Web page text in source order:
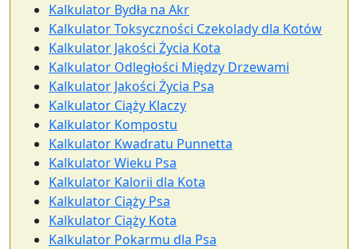
Kalkulator Bydła na Akr
Kalkulator Toksyczności Czekolady dla Kotów
Kalkulator Jakości Życia Kota
Kalkulator Odległości Między Drzewami
Kalkulator Jakości Życia Psa
Kalkulator Ciąży Klaczy
Kalkulator Kompostu
Kalkulator Kwadratu Punnetta
Kalkulator Wieku Psa
Kalkulator Kalorii dla Kota
Kalkulator Ciąży Psa
Kalkulator Ciąży Kota
Kalkulator Pokarmu dla Psa